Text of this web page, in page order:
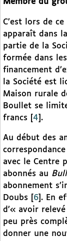
Membre du
C’est lors de
apparaît dans
partie de la
formée dans
financement
la Société est
Maison rurale
Boullet se
francs
4 .
Au début des
avec le Centre
abonnés au
abonnement
Doubs
6 . En
d’« avoir
peu près
donner une